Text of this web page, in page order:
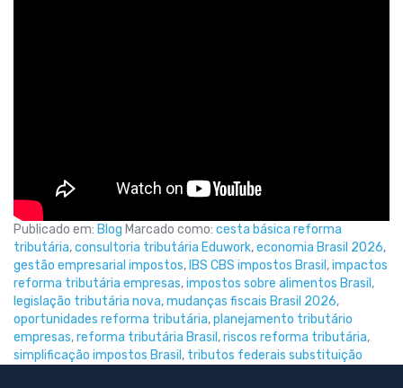
Publicado em: Blog Marcado como: cesta básica reforma
tributária,consultoria tributária Eduwork,economia Brasil 2026,
gestão empresarial impostos, IBS CBS impostos Brasil ,impactos
reforma tributária empresas,impostos sobre alimentos Brasil ,
legislação tributária nova,mudanças fiscais Brasil 2026,
oportunidades reforma tributária,planejamento tributário
empresas,reforma tributária Brasil ,riscos reforma tributária,
simplificação impostos Brasil , tributos federais substituição